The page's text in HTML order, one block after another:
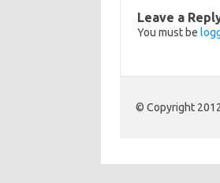
Leave a
You must be
© Copyright